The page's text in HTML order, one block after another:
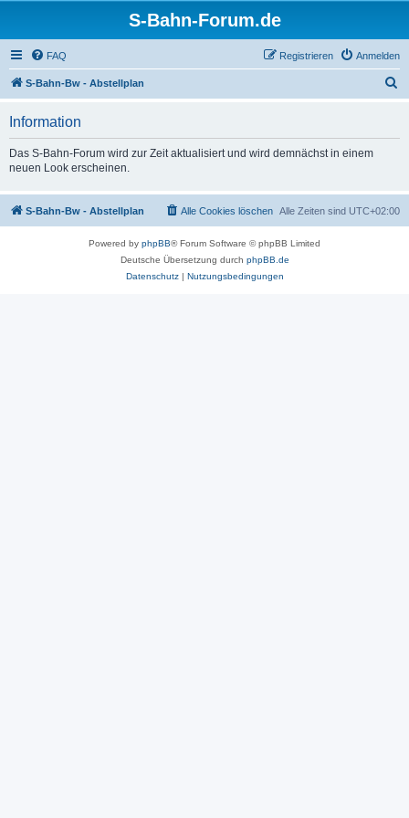
S-Bahn-Forum.de
FAQ Anmelden
Registrieren
S-Bahn-Bw - Abstellplan
Information
Das S-Bahn-Forum wird zur Zeit aktualisiert und wird demnächst in einem
neuen Look erscheinen.
S-Bahn-Bw - Abstellplan Alle Zeiten sind UTC+02:00
Alle Cookies löschen
Powered by phpBB® Forum Software © phpBB Limited
Deutsche Übersetzung durch phpBB.de
Datenschutz| Nutzungsbedingungen